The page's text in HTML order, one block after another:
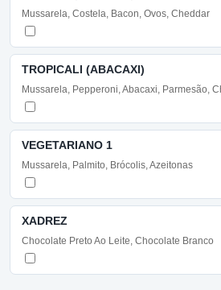
Mussarela, Costela, Bacon, Ovos, Cheddar
TROPICALI (ABACAXI)
Mussarela, Pepperoni, Abacaxi, Parmesão,
VEGETARIANO 1
Mussarela, Palmito, Brócolis, Azeitonas
XADREZ
Chocolate Preto Ao Leite, Chocolate Branco